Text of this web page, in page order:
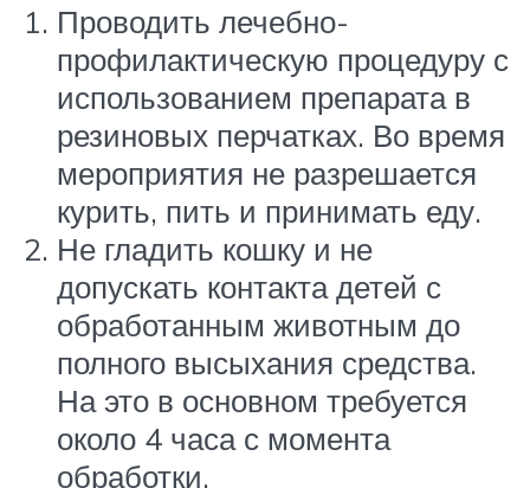
Проводить лечебно-
профилактическую процедуру с
использованием препарата в
резиновых перчатках. Во время
мероприятия не разрешается
курить, пить и принимать еду.
Не гладить кошку и не
допускать контакта детей с
обработанным животным до
полного высыхания средства.
На это в основном требуется
около 4 часа с момента
обработки.